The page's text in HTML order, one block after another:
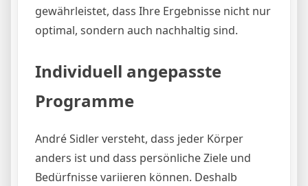
gewährleistet, dass Ihre Ergebnisse nicht nur
optimal, sondern auch nachhaltig sind.
Individuell angepasste
Programme
André Sidler versteht, dass jeder Körper
anders ist und dass persönliche Ziele und
Bedürfnisse variieren können. Deshalb